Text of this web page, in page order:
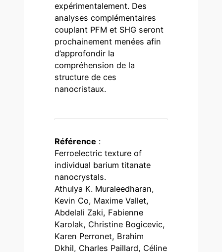
expérimentalement. Des
analyses complémentaires
couplant PFM et SHG seront
prochainement menées afin
d’approfondir la
compréhension de la
structure de ces
nanocristaux.
Référence :
Ferroelectric texture of
individual barium titanate
nanocrystals.
Athulya K. Muraleedharan,
Kevin Co, Maxime Vallet,
Abdelali Zaki, Fabienne
Karolak, Christine Bogicevic,
Karen Perronet, Brahim
Dkhil, Charles Paillard, Céline